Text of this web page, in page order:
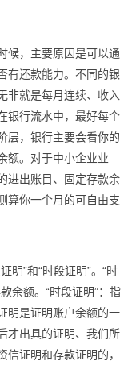
候，主要原因是可以通
有还款能力。不同的银
非就是每月连续、收入
银行流水中，最好每个
层，银行主要会看你的
额。对于中小企业业
进出账目、固定存款余
算你一个月的可自由支
明”和“时段证明”。“时
余额。“时段证明”：指
明是证明账户余额的一
才出具的证明、我们所
证明和存款证明的，